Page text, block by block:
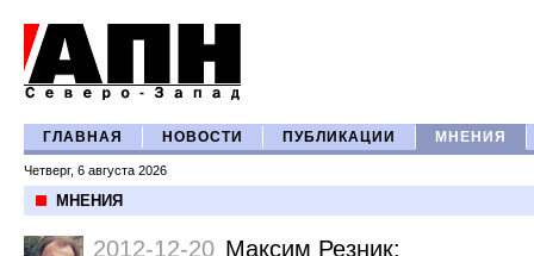
ГЛАВНАЯ НОВОСТИ ПУБЛИКАЦИИ МНЕНИЯ
Четверг, 6 августа 2026
МНЕНИЯ
2012-12-20 Максим Резник: